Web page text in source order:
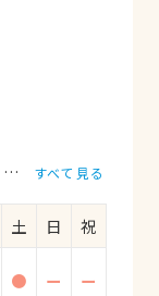
うさぎ
すべて見る
土 日
祝
● ー ー